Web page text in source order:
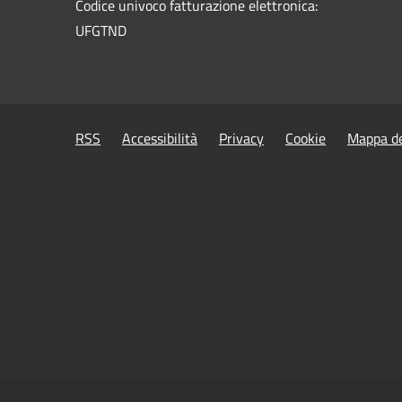
Codice univoco fatturazione elettronica:
UFGTND
RSS Accessibilità Privacy Cookie Mappa